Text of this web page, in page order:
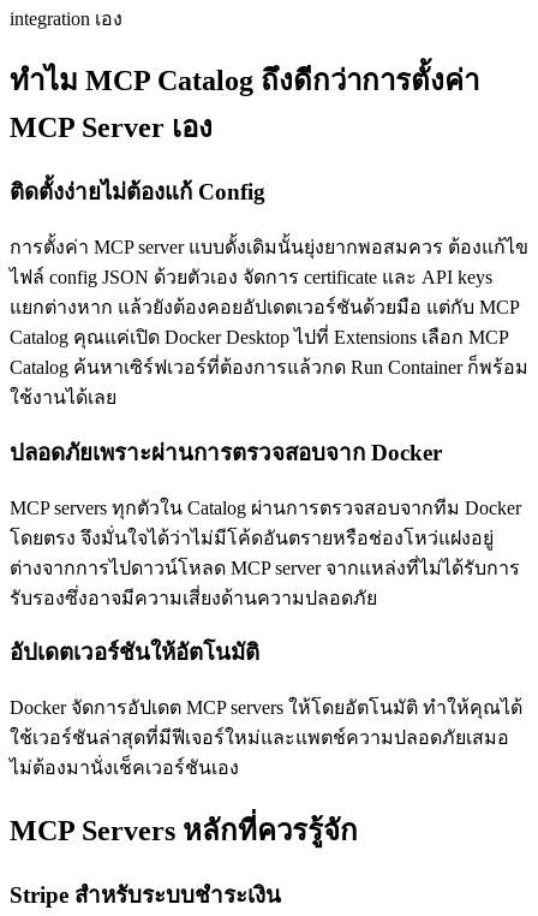
integration เอง
ทำไม MCP Catalog ถึงดีกว่าการตั้งค่า
MCP Server เอง
ติดตั้งง่ายไม่ต้องแก้ Config
การตั้งค่า MCP server แบบดั้งเดิมนั้นยุ่งยากพอสมควร ต้องแก้ไข
ไฟล์ config JSON ด้วยตัวเอง จัดการ certificate และ API keys
แยกต่างหาก แล้วยังต้องคอยอัปเดตเวอร์ชันด้วยมือ แต่กับ MCP
Catalog คุณแค่เปิด Docker Desktop ไปที่ Extensions เลือก MCP
Catalog ค้นหาเซิร์ฟเวอร์ที่ต้องการแล้วกด Run Container ก็พร้อม
ใช้งานได้เลย
ปลอดภัยเพราะผ่านการตรวจสอบจาก Docker
MCP servers ทุกตัวใน Catalog ผ่านการตรวจสอบจากทีม Docker
โดยตรง จึงมั่นใจได้ว่าไม่มีโค้ดอันตรายหรือช่องโหว่แฝงอยู่
ต่างจากการไปดาวน์โหลด MCP server จากแหล่งที่ไม่ได้รับการ
รับรองซึ่งอาจมีความเสี่ยงด้านความปลอดภัย
อัปเดตเวอร์ชันให้อัตโนมัติ
Docker จัดการอัปเดต MCP servers ให้โดยอัตโนมัติ ทำให้คุณได้
ใช้เวอร์ชันล่าสุดที่มีฟีเจอร์ใหม่และแพตช์ความปลอดภัยเสมอ
ไม่ต้องมานั่งเช็คเวอร์ชันเอง
MCP Servers หลักที่ควรรู้จัก
Stripe สำหรับระบบชำระเงิน